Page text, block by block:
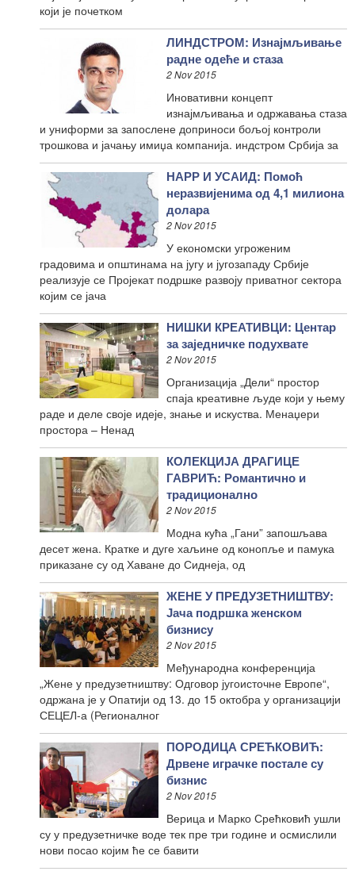
који је почетком
ЛИНДСТРОМ: Изнајмљивање
радне одеће и стаза
2 Nov 2015
Иновативни концепт
изнајмљивања и одржавања стаза
и униформи за запослене доприноси бољој контроли
трошкова и јачању имиџа компанија. индстром Србија за
НАРР И УСАИД: Помоћ
неразвијенима од 4,1 милиона
долара
2 Nov 2015
У економски угроженим
градовима и општинама на југу и југозападу Србије
реализује се Пројекат подршке развоју приватног сектора
којим се јача
НИШКИ КРЕАТИВЦИ: Центар
за заједничке подухвате
2 Nov 2015
Организација „Дели“ простор
спаја креативне људе који у њему
раде и деле своје идеје, знање и искуства. Менаџери
простора – Ненад
КОЛЕКЦИЈА ДРАГИЦЕ
ГАВРИЋ: Романтично и
традиционално
2 Nov 2015
Модна кућа „Гани” запошљава
десет жена. Кратке и дуге хаљине од конопље и памука
приказане су од Хаване до Сиднеја, од
ЖЕНЕ У ПРЕДУЗЕТНИШТВУ:
Јача подршка женском
бизнису
2 Nov 2015
Међународна конференција
„Жене у предузетништву: Одговор југоисточне Европе“,
одржана је у Опатији од 13. до 15 октобра у организацији
СЕЦЕЛ-а (Регионалног
ПОРОДИЦА СРЕЋКОВИЋ:
Дрвене играчке постале су
бизнис
2 Nov 2015
Верица и Марко Срећковић ушли
су у предузетничке воде тек пре три године и осмислили
нови посао којим ће се бавити